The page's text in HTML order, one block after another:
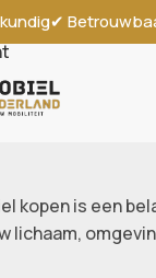
✔
kopen is een
lichaam,